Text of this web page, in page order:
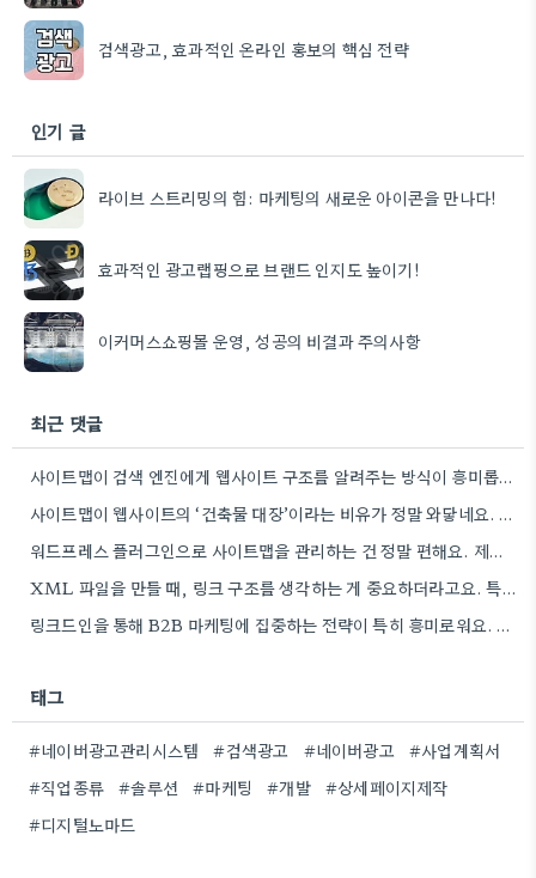
검색광고, 효과적인 온라인 홍보의 핵심 전략
인기 글
라이브 스트리밍의 힘: 마케팅의 새로운 아이콘을 만나다!
효과적인 광고랩핑으로 브랜드 인지도 높이기!
이커머스쇼핑몰 운영, 성공의 비결과 주의사항
최근 댓글
사이트맵이 검색 엔진에게 웹사이트 구조를 알려주는 방식이 흥미롭네요. 특히, CMS 플러그인을 통해 자동으로 관리하는 부분은…
사이트맵이 웹사이트의 ‘건축물 대장’이라는 비유가 정말 와닿네요. 구조화된 정보 제공이 SEO에 얼마나 중요한지 다시 한번…
워드프레스 플러그인으로 사이트맵을 관리하는 건 정말 편해요. 제가 Rank Math를 사용하는데, 페이지 변경 후 자동으로…
XML 파일을 만들 때, 링크 구조를 생각하는 게 중요하더라고요. 특히 페이지 간 연결을 잘 짜는…
링크드인을 통해 B2B 마케팅에 집중하는 전략이 특히 흥미로워요. 저희 회사도 유사한 솔루션을 제공하다 보니, 네트워크…
태그
#네이버광고관리시스템 #검색광고 #네이버광고
#사업계획서
#직업종류
#솔루션 #마케팅 #개발
#상세페이지제작
#디지털노마드